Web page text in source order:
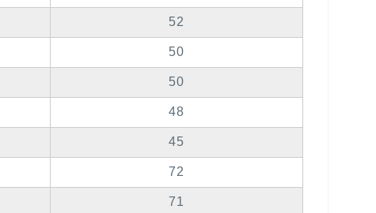
52
50
50
48
45
72
71